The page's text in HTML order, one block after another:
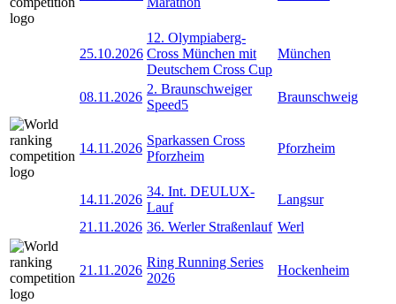
25.10.2026
12. Olympiaberg-
Cross München mit
Deutschem Cross Cup
München
08.11.2026
2. Braunschweiger
Speed5
Braunschweig
14.11.2026
Sparkassen Cross
Pforzheim
Pforzheim
14.11.2026
34. Int. DEULUX-
Lauf
Langsur
21.11.2026 36. Werler Straßenlauf Werl
21.11.2026
Ring Running Series
2026
Hockenheim